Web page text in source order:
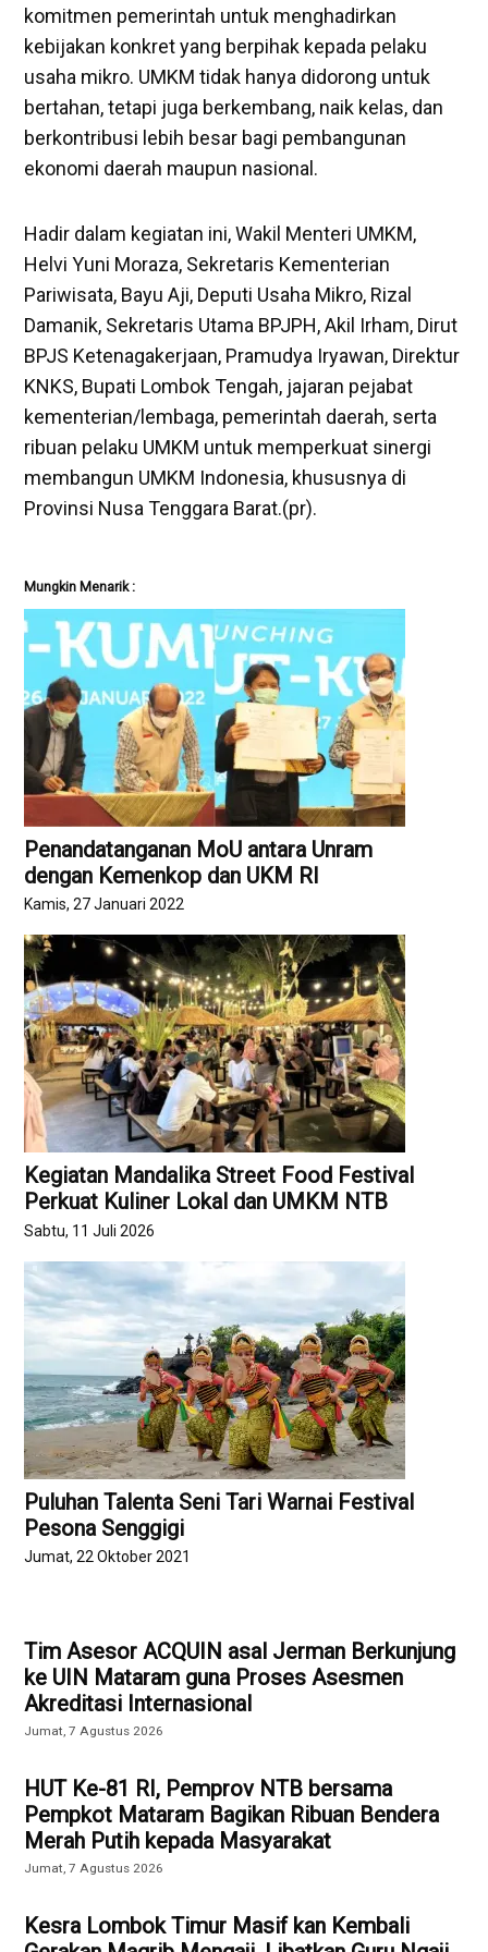
komitmen pemerintah untuk menghadirkan
kebijakan konkret yang berpihak kepada pelaku
usaha mikro. UMKM tidak hanya didorong untuk
bertahan, tetapi juga berkembang, naik kelas, dan
berkontribusi lebih besar bagi pembangunan
ekonomi daerah maupun nasional.
Hadir dalam kegiatan ini, Wakil Menteri UMKM,
Helvi Yuni Moraza, Sekretaris Kementerian
Pariwisata, Bayu Aji, Deputi Usaha Mikro, Rizal
Damanik, Sekretaris Utama BPJPH, Akil Irham, Dirut
BPJS Ketenagakerjaan, Pramudya Iryawan, Direktur
KNKS, Bupati Lombok Tengah, jajaran pejabat
kementerian/lembaga, pemerintah daerah, serta
ribuan pelaku UMKM untuk memperkuat sinergi
membangun UMKM Indonesia, khususnya di
Provinsi Nusa Tenggara Barat.(pr).
Mungkin Menarik :
Penandatanganan MoU antara Unram
dengan Kemenkop dan UKM RI
Kamis, 27 Januari 2022
Kegiatan Mandalika Street Food Festival
Perkuat Kuliner Lokal dan UMKM NTB
Sabtu, 11 Juli 2026
Puluhan Talenta Seni Tari Warnai Festival
Pesona Senggigi
Jumat, 22 Oktober 2021
Tim Asesor ACQUIN asal Jerman Berkunjung
ke UIN Mataram guna Proses Asesmen
Akreditasi Internasional
Jumat, 7 Agustus 2026
HUT Ke-81 RI, Pemprov NTB bersama
Pempkot Mataram Bagikan Ribuan Bendera
Merah Putih kepada Masyarakat
Jumat, 7 Agustus 2026
Kesra Lombok Timur Masif kan Kembali